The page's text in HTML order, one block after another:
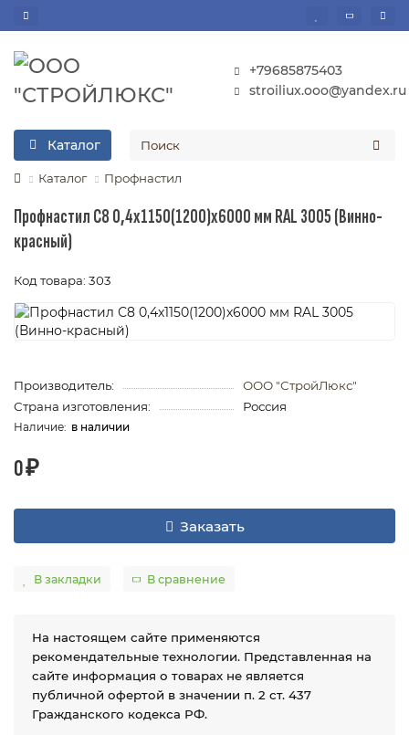
+79685875403
stroiliux.ooo@yandex.ru
Каталог
Каталог Профнастил
Профнастил С8 0,4х1150(1200)х6000 мм RAL 3005 (Винно-
красный)
Код товара: 303
Производитель:
ООО "СтройЛюкс"
Страна изготовления:
Россия
в наличии
0 ₽
Заказать
В закладки В сравнение
На настоящем сайте применяются
рекомендательные технологии. Представленная на
сайте информация о товарах не является
публичной офертой в значении п. 2 ст. 437
Гражданского кодекса РФ.